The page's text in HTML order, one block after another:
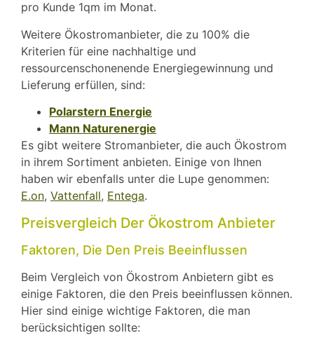
pro Kunde 1qm im Monat.
Weitere Ökostromanbieter, die zu 100% die
Kriterien für eine nachhaltige und
ressourcenschonenende Energiegewinnung und
Lieferung erfüllen, sind:
Polarstern Energie
Mann Naturenergie
Es gibt weitere Stromanbieter, die auch Ökostrom
in ihrem Sortiment anbieten. Einige von Ihnen
haben wir ebenfalls unter die Lupe genommen:
E.on, Vattenfall, Entega.
Preisvergleich Der Ökostrom Anbieter
Faktoren, Die Den Preis Beeinflussen
Beim Vergleich von Ökostrom Anbietern gibt es
einige Faktoren, die den Preis beeinflussen können.
Hier sind einige wichtige Faktoren, die man
berücksichtigen sollte: